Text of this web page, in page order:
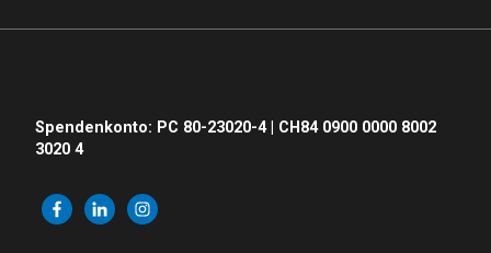
Spendenkonto: PC 80-23020-4 | CH84 0900 0000 8002
3020 4